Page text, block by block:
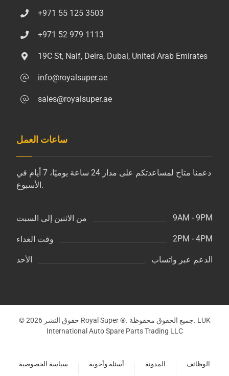
+971 55 125 3503
+971 52 979 1113
19C St, Naif, Deira, Dubai, United Arab Emirates
info@royalsuper.ae
sales@royalsuper.ae
ساعات العمل
دعمنا متاح لمساعدتكم على مدار 24 ساعة يوميًا، 7 أيام في
الأسبوع.
من الاثنين إلى السبت 9AM - 9PM
وقت الغداء 2PM - 4PM
الأحد الدعم عبر واتساب
© حقوق النشر 2026 Royal Super ®. جميع الحقوق محفوظة. LUK
International Auto Spare Parts Trading LLC
سياسة الخصوصية أسئلة وأجوبة المدونة الوظائف